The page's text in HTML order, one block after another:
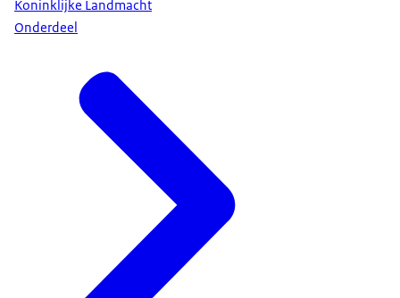
Koninklijke Landmacht
Onderdeel